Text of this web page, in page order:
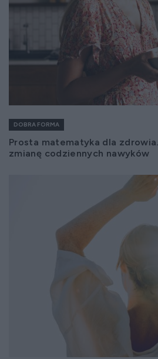
DOBRA FORMA
Prosta matematyka dla
zmianę codziennych nawyków